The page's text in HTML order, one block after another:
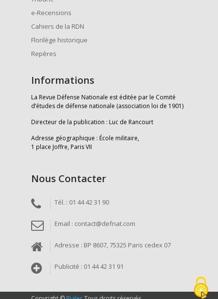
e-Recensions
Cahiers de la RDN
Florilège historique
Repères
Informations
La Revue Défense Nationale est éditée par le Comité
d’études de défense nationale (association loi de 1901)
Directeur de la publication : Luc de Rancourt
Adresse géographique : École militaire,
1 place Joffre, Paris VII
Nous Contacter
Tél. : 01 44 42 31 90
Email : contact@defnat.com
Adresse : BP 8607, 75325 Paris cedex 07
Publicité : 01 44 42 31 91